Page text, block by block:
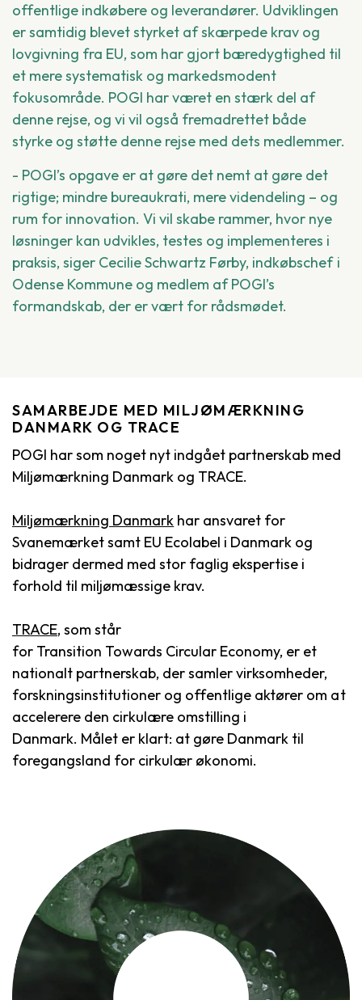
offentlige indkøbere og leverandører. Udviklingen
er samtidig blevet styrket af skærpede krav og
lovgivning fra EU, som har gjort bæredygtighed til
et mere systematisk og markedsmodent
fokusområde. POGI har været en stærk del af
denne rejse, og vi vil også fremadrettet både
styrke og støtte denne rejse med dets medlemmer.
- POGI’s opgave er at gøre det nemt at gøre det
rigtige; mindre bureaukrati, mere videndeling – og
rum for innovation. Vi vil skabe rammer, hvor nye
løsninger kan udvikles, testes og implementeres i
praksis, siger Cecilie Schwartz Førby, indkøbschef i
Odense Kommune og medlem af POGI’s
formandskab, der er vært for rådsmødet.
SAMARBEJDE MED MILJØMÆRKNING
DANMARK OG TRACE
POGI har som noget nyt indgået partnerskab med
Miljømærkning Danmark og TRACE.
Miljømærkning Danmark har ansvaret for
Svanemærket samt EU Ecolabel i Danmark og
bidrager dermed med stor faglig ekspertise i
forhold til miljømæssige krav.
TRACE, som står
for Transition Towards Circular Economy, er et
nationalt partnerskab, der samler virksomheder,
forskningsinstitutioner og offentlige aktører om at
accelerere den cirkulære omstilling i
Danmark. Målet er klart: at gøre Danmark til
foregangsland for cirkulær økonomi.